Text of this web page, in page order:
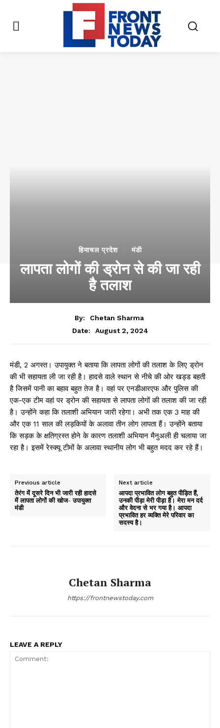
हिमाचल प्रदेश मंडी
लापता लोगों की ड्रोन से की जा रही
है तलाश
By:
Chetan Sharma
Date:
August 2, 2024
मंडी, 2 अगस्त। उपायुक्त ने बताया कि लापता लोगों की तलाश के लिए ड्रोन
की भी सहायता ली जा रही है। हादसे वाले स्थान से नीचे की ओर खड्ड बहती
है जिसमें पानी का बहाव बहुत तेज है। वहां पर एनडीआरएफ और पुलिस की
एक-एक टीम वहां पर ड्रोन की सहायता से लापता लोगों की तलाश की जा रही
है। उन्होंने कहा कि तलाशी अभियान जारी रहेगा। अभी तक एक 3 माह की
और एक 11 साल की लड़कियों के अलावा तीन लोग लापता हैं। उन्होंने बताया
कि सड़क के क्षतिग्रस्त होने के कारणतलाशी अभियान मैनुअली ही चलाया जा
रहा है। इसमें रेस्क्यू टीमों के अलावा स्थानीय लोग भी बहुत मदद कर रहे हैं।
Previous article
तेरंग में दूसरे दिन भी जारी रही हादसे
में लापता लोगों की खोज- उपायुक्त
मंडी
Next article
आपदा प्रभावित लोग बहुत पीड़ित हैं,
उनकी पीड़ा मेरी पीड़ा है। मेरा मन दर्द
और वेदना से भर गया है। आपदा
प्रभावित हर व्यक्ति मेरे परिवार का
सदस्य है।
Chetan Sharma
https://frontnewstoday.com
LEAVE A REPLY